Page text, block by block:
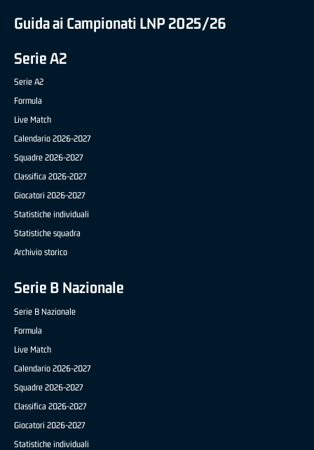
Guida ai Campionati LNP 2025/26
Serie A2
Serie A2
Formula
Live Match
Calendario 2026-2027
Squadre 2026-2027
Classifica 2026-2027
Giocatori 2026-2027
Statistiche individuali
Statistiche squadra
Archivio storico
Serie B Nazionale
Serie B Nazionale
Formula
Live Match
Calendario 2026-2027
Squadre 2026-2027
Classifica 2026-2027
Giocatori 2026-2027
Statistiche individuali